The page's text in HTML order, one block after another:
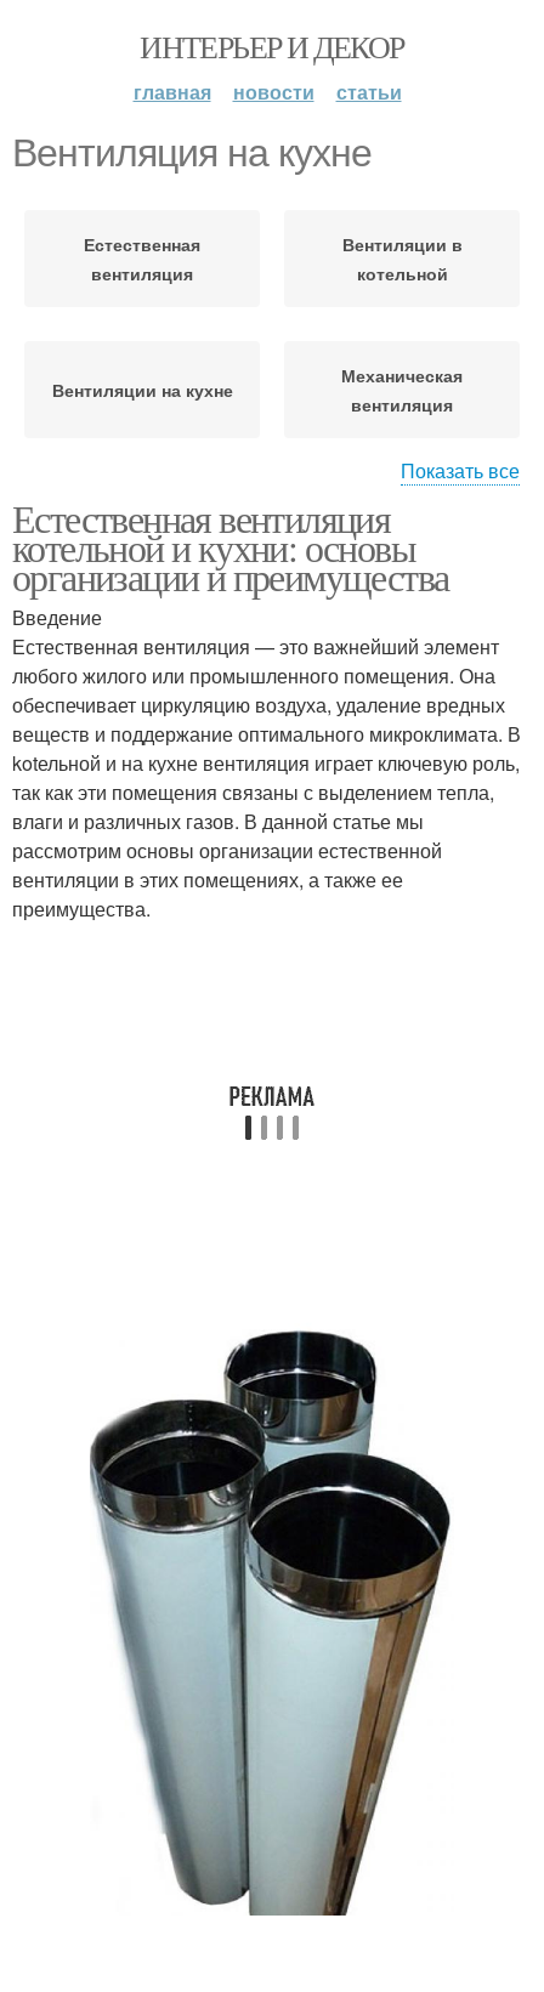
ИНТЕРЬЕР И ДЕКОР
главная новости статьи
Вентиляция на кухне
Естественная
вентиляция
Вентиляции в
котельной
Вентиляции на кухне
Механическая
вентиляция
котельной
вентиляция
Кухня с естественной
вентиляцией
Вентиляции в частном
доме
Вентиляция в
одноэтажном доме
Вентиляция в частном
доме
Эффективная
Показать все
Естественная вентиляция
котельной и кухни: основы
организации и преимущества
Введение
Естественная вентиляция — это важнейший элемент
любого жилого или промышленного помещения. Она
обеспечивает циркуляцию воздуха, удаление вредных
веществ и поддержание оптимального микроклимата. В
kotельной и на кухне вентиляция играет ключевую роль,
так как эти помещения связаны с выделением тепла,
влаги и различных газов. В данной статье мы
рассмотрим основы организации естественной
вентиляции в этих помещениях, а также ее
преимущества.